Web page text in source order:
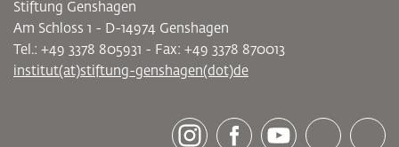
[socialLinksTitle]
Stiftung Genshagen
Am Schloss 1 - D-14974 Genshagen
Tel.: +49 3378 805931 - Fax: +49 3378 870013
institut(at)stiftung-genshagen(dot)de